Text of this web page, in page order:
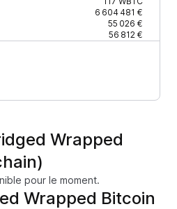
6 604 481 €
55 026 €
56 812 €
Wrapped
pour le moment.
Wrapped Bitcoin